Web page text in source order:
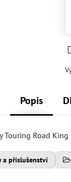
Popis
Touring Road
a příslušenství